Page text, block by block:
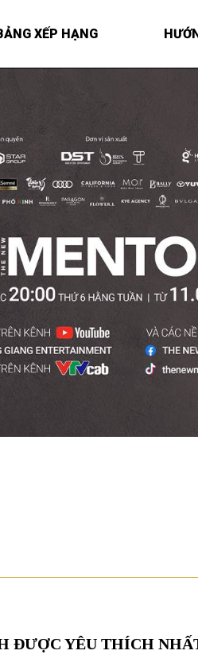
XẾP HẠNG
ĐƯỢC YÊU THÍCH